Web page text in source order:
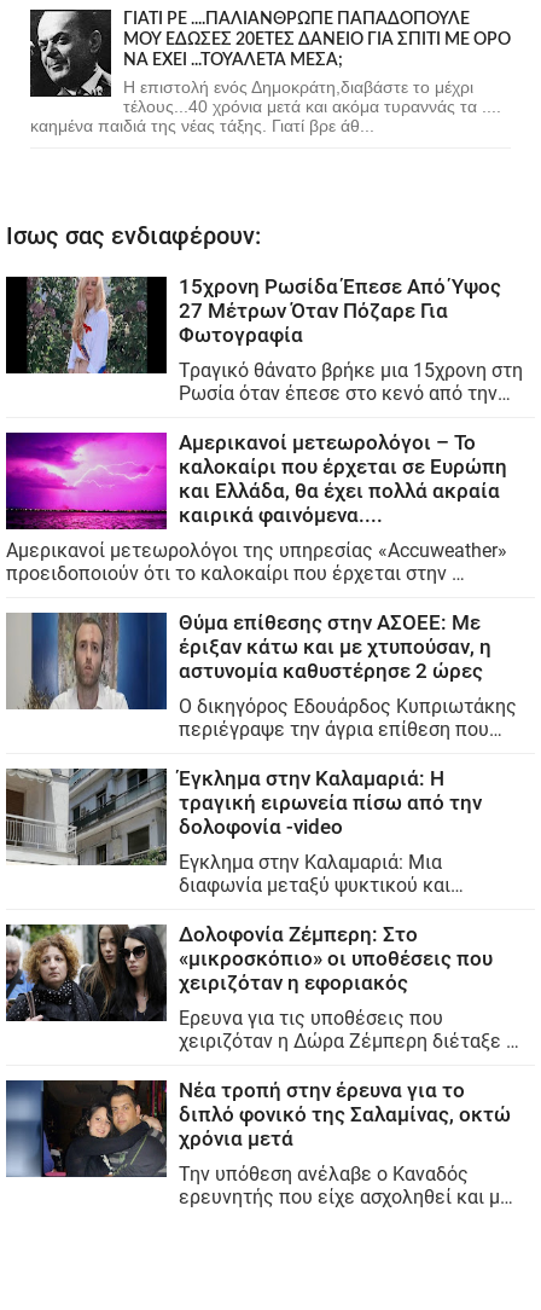
ΓΙΑΤΙ ΡΕ ....ΠΑΛΙΑΝΘΡΩΠΕ ΠΑΠΑΔΟΠΟΥΛΕ
ΜΟΥ ΕΔΩΣΕΣ 20ΕΤΕΣ ΔΑΝΕΙΟ ΓΙΑ ΣΠΙΤΙ ΜΕ ΟΡΟ
ΝΑ ΕΧΕΙ ...ΤΟΥΑΛΕΤΑ ΜΕΣΑ;
Η επιστολή ενός Δημοκράτη,διαβάστε το μέχρι
τέλους...40 χρόνια μετά και ακόμα τυραννάς τα ....
καημένα παιδιά της νέας τάξης. Γιατί βρε άθ...